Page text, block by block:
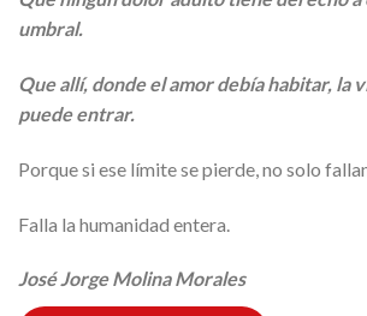
umbral.
Que allí, donde el amor debía habitar, la
puede entrar.
Porque si ese límite se pierde, no solo
Falla la humanidad entera.
José Jorge Molina Morales